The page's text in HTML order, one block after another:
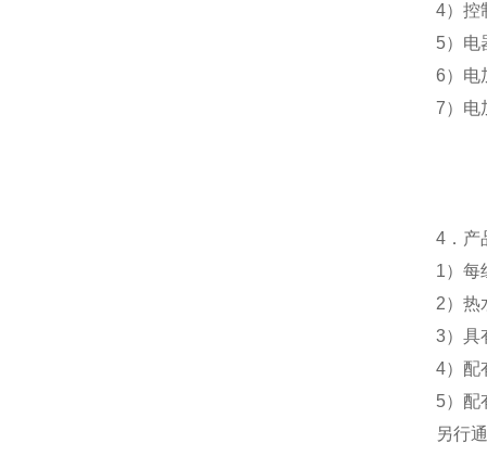
4）控
5）电
6）电
7）电
4 ．
1）每
2）热
3）具
4）配
5）配
另行